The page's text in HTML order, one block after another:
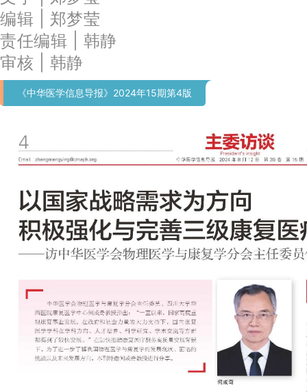
编辑 | 郑梦莹
责任编辑 | 韩静
审核 | 韩静
《中华医学信息导报》2024年15期第4版